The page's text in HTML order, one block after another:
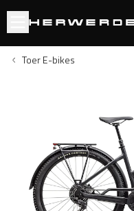
Open menu
Toer E-bikes